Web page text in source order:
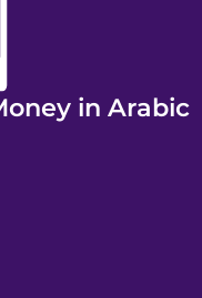
in Arabic